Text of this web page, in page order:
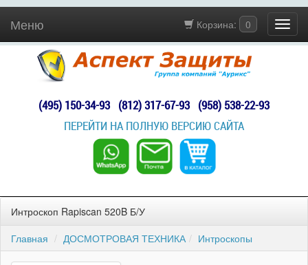
Корзина: 0
Меню
(495) 150-34-93 (812) 317-67-93 (958) 538-22-93
ПЕРЕЙТИ НА ПОЛНУЮ ВЕРСИЮ САЙТА
Интроскоп Rapiscan 520B Б/У
Главная
ДОСМОТРОВАЯ ТЕХНИКА Интроскопы